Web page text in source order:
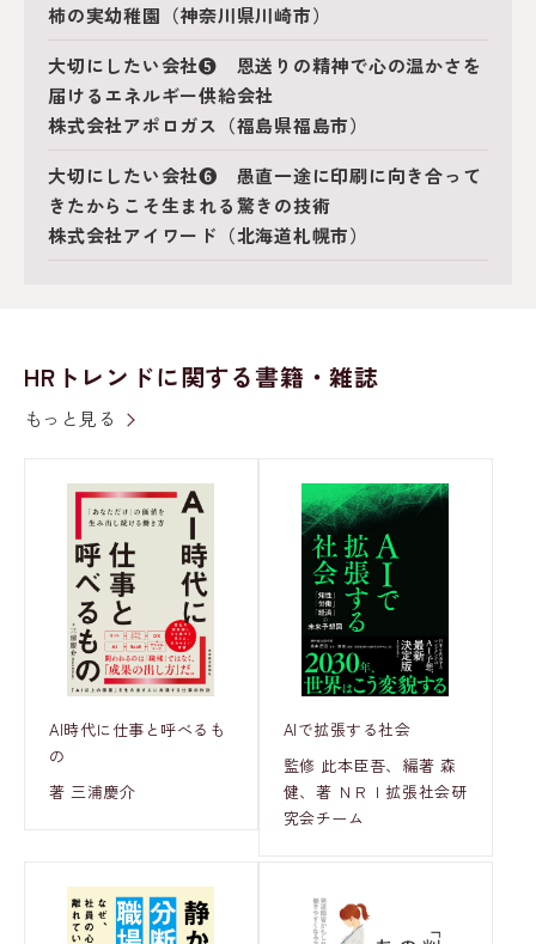
柿の実幼稚園（神奈川県川崎市）
大切にしたい会社❺ 恩送りの精神で心の温かさを
届けるエネルギー供給会社
株式会社アポロガス（福島県福島市）
大切にしたい会社❻ 愚直一途に印刷に向き合って
きたからこそ生まれる驚きの技術
株式会社アイワード（北海道札幌市）
HRトレンドに関する書籍・雑誌
もっと見る
AI時代に仕事と呼べるも
の
著 三浦慶介
AIで拡張する社会
監修 此本臣吾、編著 森
健、著 ＮＲＩ拡張社会研
究会チーム